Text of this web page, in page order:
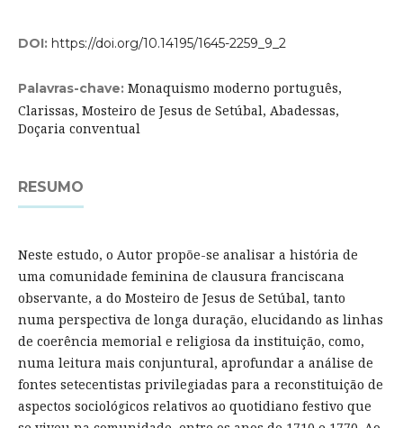
DOI: https://doi.org/10.14195/1645-2259_9_2
Palavras-chave: Monaquismo moderno português,
Clarissas, Mosteiro de Jesus de Setúbal, Abadessas,
Doçaria conventual
RESUMO
Neste estudo, o Autor propõe-se analisar a história de
uma comunidade feminina de clausura franciscana
observante, a do Mosteiro de Jesus de Setúbal, tanto
numa perspectiva de longa duração, elucidando as linhas
de coerência memorial e religiosa da instituição, como,
numa leitura mais conjuntural, aprofundar a análise de
fontes setecentistas privilegiadas para a reconstituição de
aspectos sociológicos relativos ao quotidiano festivo que